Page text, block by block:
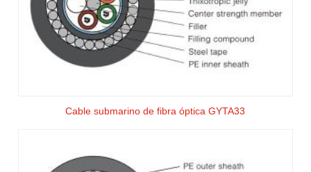
Cable submarino de fibra óptica GYTA33